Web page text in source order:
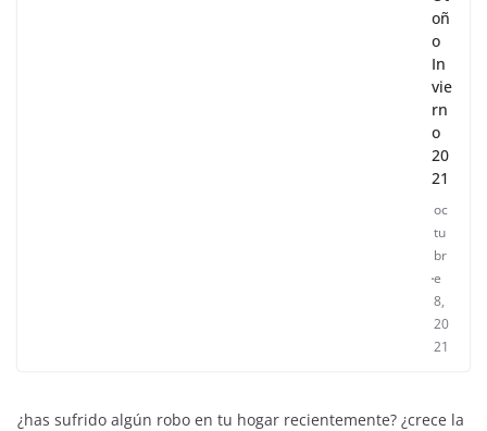
oñ
o
In
vie
rn
o
20
21
oc
tu
br
e
8,
20
21
¿has sufrido algún robo en tu hogar recientemente? ¿crece la